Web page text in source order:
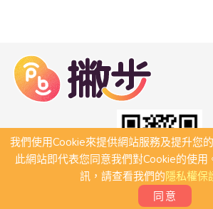
我們使用Cookie來提供網站服務及提升您
此網站即代表您同意我們對Cookie的使
訊，請查看我們的隱私權保
同意